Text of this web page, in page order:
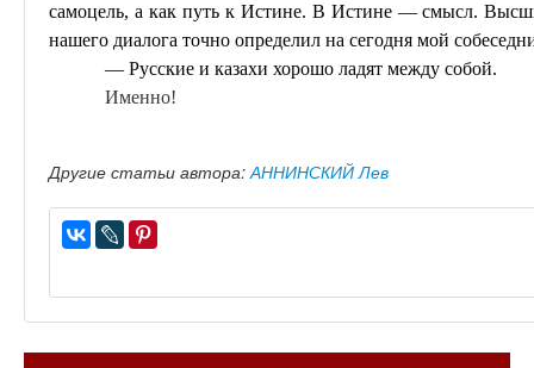
самоцель, а как путь к Истине. В Истине — смысл.
нашего диалога точно определил на сегодня мой
— Русские и казахи хорошо ладят между собой.
Именно!
Другие статьи автора:АННИНСКИЙ Лев